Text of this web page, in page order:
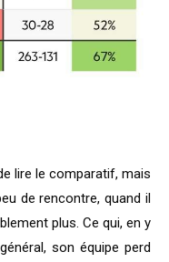
lire le comparatif, mais
de rencontre, quand il
plus. Ce qui, en y
son équipe perd